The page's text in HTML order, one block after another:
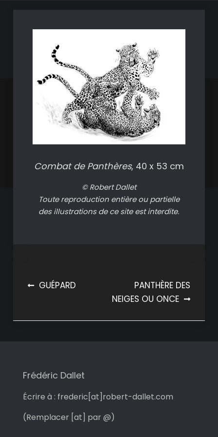
Combat de Panthères, 40 x 53 cm
© Robert Dallet
Toute reproduction entière ou partielle
des illustrations de ce site est interdite.
Navigation
l’article
GUÉPARD
PANTHÈRE DES
NEIGES OU ONCE
Frédéric Dallet
Écrire à : frederic[at]robert-dallet.com
(Remplacer [at] par @)